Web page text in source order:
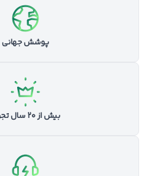
پوشش جهانی
بیش از ۲۰ سال تجربه